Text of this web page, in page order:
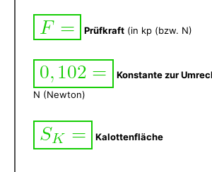
Prüfkraft (in kp (bzw. N)
Konstante zur
N (Newton)
Kalottenfläche